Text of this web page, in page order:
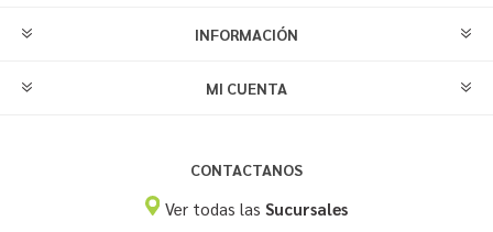
INFORMACIÓN
MI CUENTA
CONTACTANOS
Ver todas las Sucursales